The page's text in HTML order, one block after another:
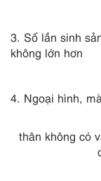
3. Số lần sinh
không lớn hơn
4. Ngoại hình,
thân không có